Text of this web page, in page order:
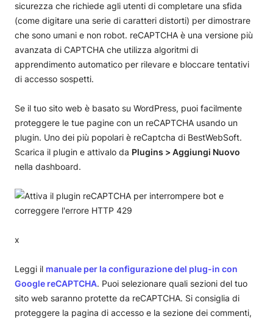
sicurezza che richiede agli utenti di completare una sfida
(come digitare una serie di caratteri distorti) per dimostrare
che sono umani e non robot. reCAPTCHA è una versione più
avanzata di CAPTCHA che utilizza algoritmi di
apprendimento automatico per rilevare e bloccare tentativi
di accesso sospetti.
Se il tuo sito web è basato su WordPress, puoi facilmente
proteggere le tue pagine con un reCAPTCHA usando un
plugin. Uno dei più popolari è reCaptcha di BestWebSoft.
Scarica il plugin e attivalo da Plugins > Aggiungi Nuovo
nella dashboard.
x
Leggi il manuale per la configurazione del plug-in con
Google reCAPTCHA. Puoi selezionare quali sezioni del tuo
sito web saranno protette da reCAPTCHA. Si consiglia di
proteggere la pagina di accesso e la sezione dei commenti,